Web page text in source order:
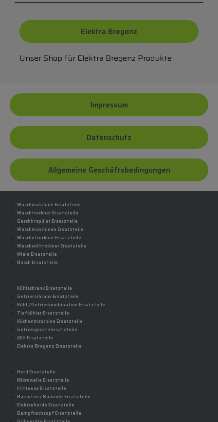
Elektra Bregenz
Unser Shop für Elektra Bregenz Produkte
Impressum
Datenschutz
Allgemeine Geschäftsbedingungen
Waschmaschine Ersatzteile
Waschtrockner Ersatzteile
Geschirrspüler Ersatzteile
Waschmaschinen Ersatzteile
Wäschetrockner Ersatzteile
Waschvolltrockner Ersatzteile
Miele Ersatzteile
Bosch Ersatzteile
Kühlschrank Ersatzteile
Gefrierschrank Ersatzteile
Kühl-/Gefrierkombination Ersatzteile
Tiefkühler Ersatzteile
Küchenmaschine Ersatzteile
Gefriergeräte Ersatzteile
AEG Ersatzteile
Elektra Bregenz Ersatzteile
Herd Ersatzteile
Mikrowelle Ersatzteile
Fritteuse Ersatzteile
Backofen / Backrohr Ersatzteile
Elektroherde Ersatzteile
Dampfkochtopf Ersatzteile